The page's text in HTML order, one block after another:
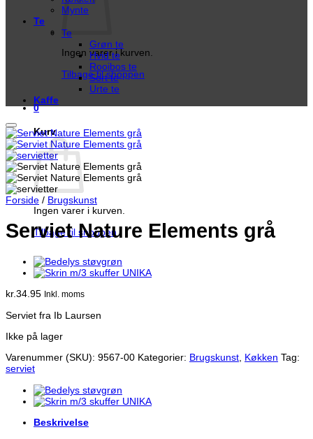
Ingen varer i kurven.
Tilbage til shoppen
0
Kurv
Ingen varer i kurven.
Tilbage til shoppen
Mynte
Te
Te
Grøn te
Hvid te
Rooibos te
Sort te
Urte te
Kaffe
Forside / Brugskunst
Serviet Nature Elements grå
kr.34.95 Inkl. moms
Serviet fra Ib Laursen
Ikke på lager
Varenummer (SKU): 9567-00 Kategorier: Brugskunst, Køkken Tag:
serviet
Beskrivelse